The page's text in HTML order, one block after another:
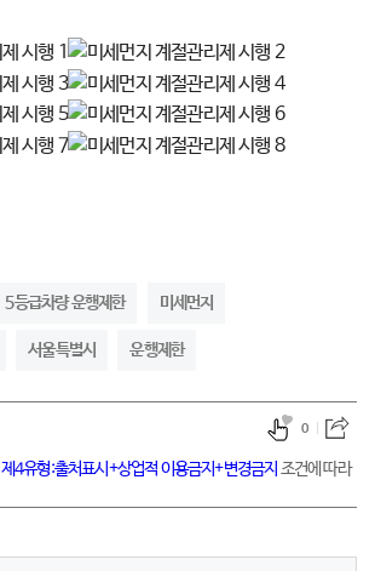
5등급차량 운행제한 미세먼지
서울특별시 운행제한
제4유형:출처표시+상업적 이용금지+변경금지 조건에 따라
0